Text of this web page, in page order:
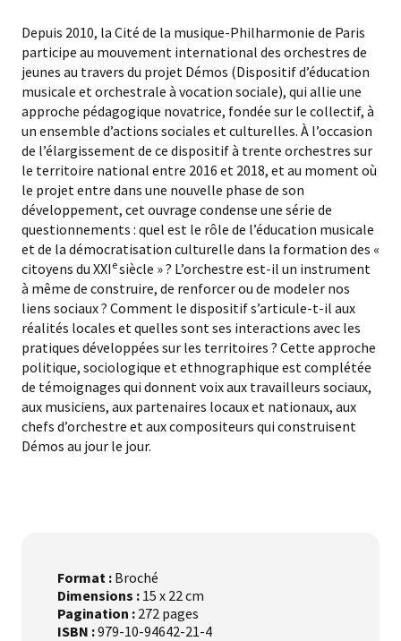
Depuis 2010, la Cité de la musique-Philharmonie de Paris
participe au mouvement international des orchestres de
jeunes au travers du projet Démos (Dispositif d’éducation
musicale et orchestrale à vocation sociale), qui allie une
approche pédagogique novatrice, fondée sur le collectif, à
un ensemble d’actions sociales et culturelles. À l’occasion
de l’élargissement de ce dispositif à trente orchestres sur
le territoire national entre 2016 et 2018, et au moment où
le projet entre dans une nouvelle phase de son
développement, cet ouvrage condense une série de
questionnements : quel est le rôle de l’éducation musicale
et de la démocratisation culturelle dans la formation des «
citoyens du XXI esiècle » ? L’orchestre est-il un instrument
à même de construire, de renforcer ou de modeler nos
liens sociaux ? Comment le dispositif s’articule-t-il aux
réalités locales et quelles sont ses interactions avec les
pratiques développées sur les territoires ? Cette approche
politique, sociologique et ethnographique est complétée
de témoignages qui donnent voix aux travailleurs sociaux,
aux musiciens, aux partenaires locaux et nationaux, aux
chefs d’orchestre et aux compositeurs qui construisent
Démos au jour le jour.
Format : Broché
Dimensions : 15 x 22 cm
Pagination : 272 pages
ISBN :979-10-94642-21-4